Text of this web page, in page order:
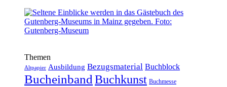
Themen
Altpapier Ausbildung Bezugsmaterial Buchblock
BucheinbandBuchkunst Buchmesse